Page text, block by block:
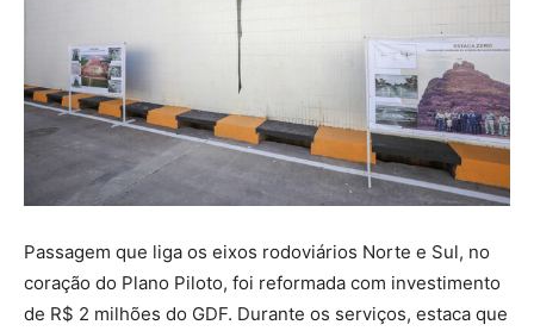
Passagem que liga os eixos rodoviários Norte e Sul, no
coração do Plano Piloto, foi reformada com investimento
de R$ 2 milhões do GDF. Durante os serviços, estaca que